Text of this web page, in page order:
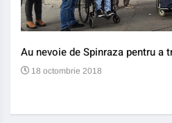
Au nevoie de Spinraza pentru a
18 octombrie 2018